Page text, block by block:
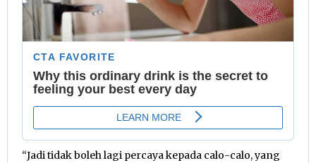
“Jadi tidak boleh lagi percaya kepada calo-calo, yang